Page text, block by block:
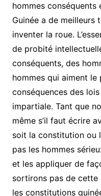
hommes conséquents
Guinée a de meilleurs
inventer la roue.
de probité
conséquents, des
hommes qui aiment
conséquences des
impartiale. Tant que
même s’il faut écrire
soit la constitution ou
pas les hommes
et les appliquer de
sortirons pas de cette
les constitutions